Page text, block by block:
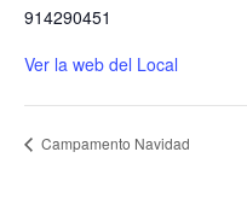
914290451
Ver la web del Local
Campamento Navidad